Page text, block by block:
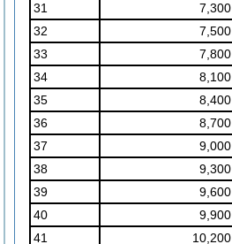
31
7,300
32
7,500
33
7,800
34
8,100
35
8,400
36
8,700
37
9,000
38
9,300
39
9,600
40
9,900
41
10,200